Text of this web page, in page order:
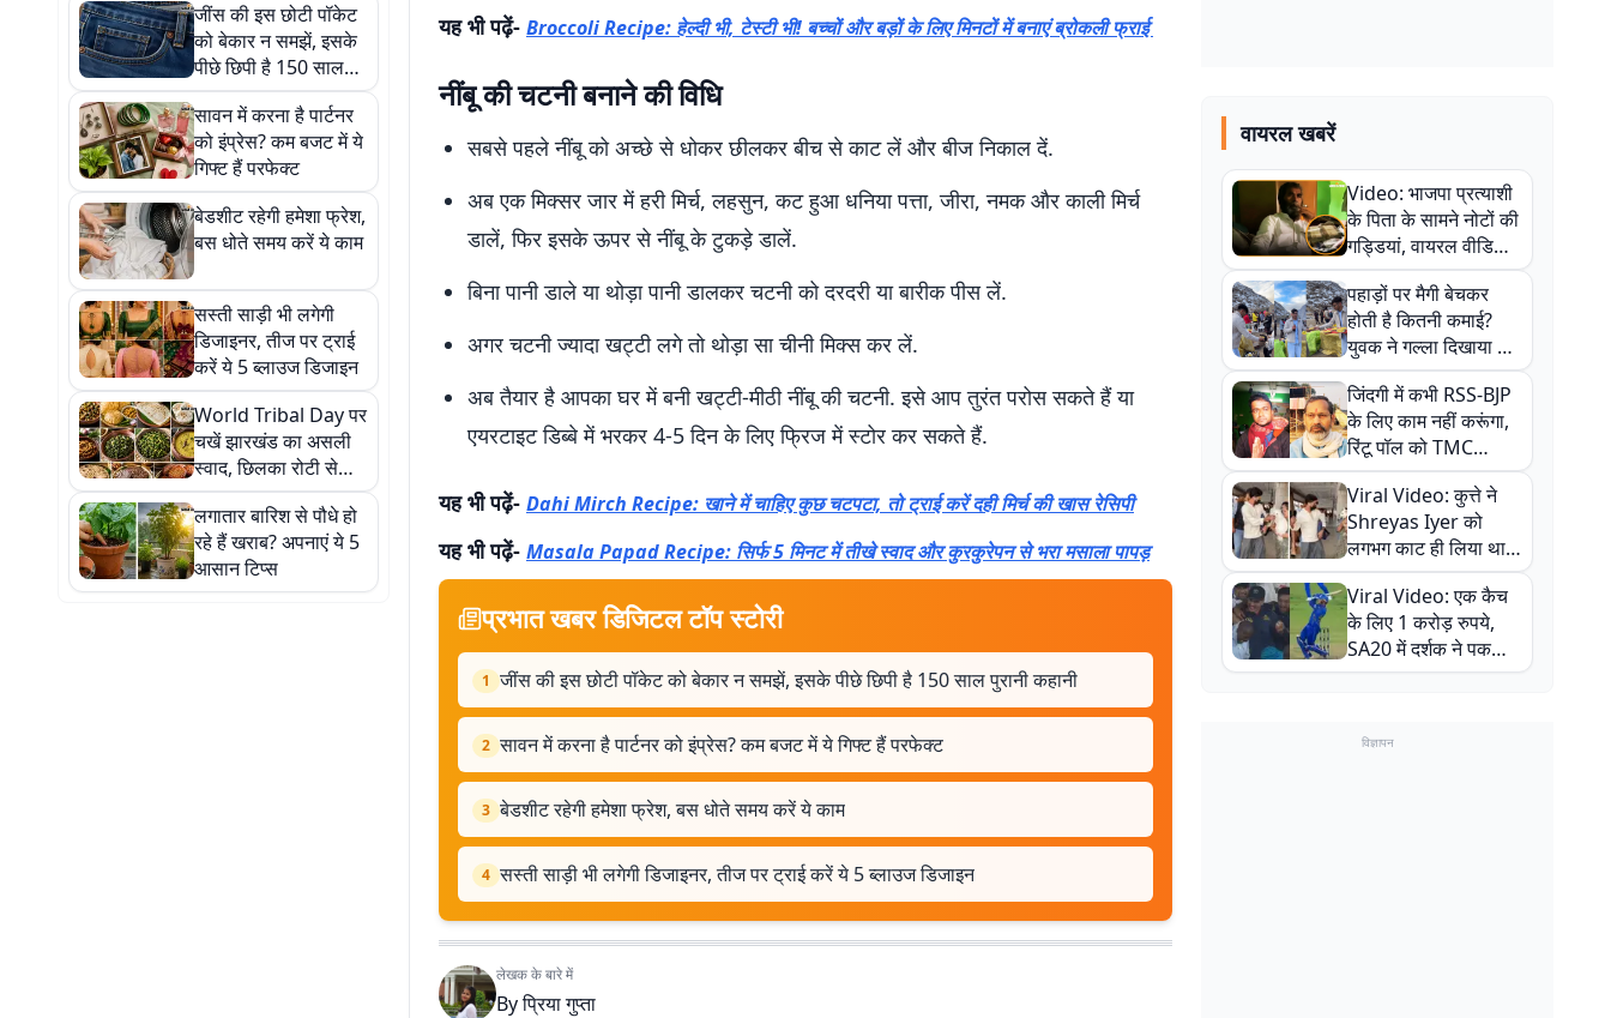
जींस की इस छोटी पॉकेट
को बेकार न समझें, इसके
पीछे छिपी है 150 साल
पुरानी कहानी
सावन में करना है पार्टनर
को इंप्रेस? कम बजट में ये
गिफ्ट हैं परफेक्ट
बेडशीट रहेगी हमेशा फ्रेश,
बस धोते समय करें ये काम
सस्ती साड़ी भी लगेगी
डिजाइनर, तीज पर ट्राई
करें ये 5 ब्लाउज डिजाइन
World Tribal Day पर
चखें झारखंड का असली
स्वाद, छिलका रोटी से
आरसा तक हैं खास
लगातार बारिश से पौधे हो
रहे हैं खराब? अपनाएं ये 5
आसान टिप्स
यह भी पढ़ें- Broccoli Recipe: हेल्दी भी, टेस्टी भी! बच्चों और बड़ों के लिए मिनटों में बनाएं ब्रोकली फ्राई
नींबू की चटनी बनाने की विधि
सबसे पहले नींबू को अच्छे से धोकर छीलकर बीच से काट लें और बीज निकाल दें.
अब एक मिक्सर जार में हरी मिर्च, लहसुन, कट हुआ धनिया पत्ता, जीरा, नमक और काली मिर्च
डालें, फिर इसके ऊपर से नींबू के टुकड़े डालें.
बिना पानी डाले या थोड़ा पानी डालकर चटनी को दरदरी या बारीक पीस लें.
अगर चटनी ज्यादा खट्टी लगे तो थोड़ा सा चीनी मिक्स कर लें.
अब तैयार है आपका घर में बनी खट्टी-मीठी नींबू की चटनी. इसे आप तुरंत परोस सकते हैं या
एयरटाइट डिब्बे में भरकर 4-5 दिन के लिए फ्रिज में स्टोर कर सकते हैं.
यह भी पढ़ें- Dahi Mirch Recipe: खाने में चाहिए कुछ चटपटा, तो ट्राई करें दही मिर्च की खास रेसिपी
यह भी पढ़ें- Masala Papad Recipe: सिर्फ 5 मिनट में तीखे स्वाद और कुरकुरेपन से भरा मसाला पापड़
प्रभात खबर डिजिटल टॉप स्टोरी
1 जींस की इस छोटी पॉकेट को बेकार न समझें, इसके पीछे छिपी है 150 साल पुरानी कहानी
2 सावन में करना है पार्टनर को इंप्रेस? कम बजट में ये गिफ्ट हैं परफेक्ट
3 बेडशीट रहेगी हमेशा फ्रेश, बस धोते समय करें ये काम
4 सस्ती साड़ी भी लगेगी डिजाइनर, तीज पर ट्राई करें ये 5 ब्लाउज डिजाइन
लेखक के बारे में
Byप्रिया गुप्ता
वायरल खबरें
Video: भाजपा प्रत्याशी
के पिता के सामने नोटों की
गड्डियां, वायरल वीडियो
से राजनीति में उबाल,
अजित महतो बोले- TMC
की गंदी चाल
पहाड़ों पर मैगी बेचकर
होती है कितनी कमाई?
युवक ने गल्ला दिखाया तो
नौकरी वालों के खड़े हो गए
कान
जिंदगी में कभी RSS-BJP
के लिए काम नहीं करूंगा,
रिंटू पॉल को TMC
ऑफिस में ले जाकर पीटा,
Video वायरल
Viral Video: कुत्ते ने
Shreyas Iyer को
लगभग काट ही लिया था,
न्यूजीलैंड सीरीज से पहले
बाल-बाल बचे
Viral Video: एक कैच
के लिए 1 करोड़ रुपये,
SA20 में दर्शक ने पकड़ा
एक हाथ से गजब का कैच
विज्ञापन